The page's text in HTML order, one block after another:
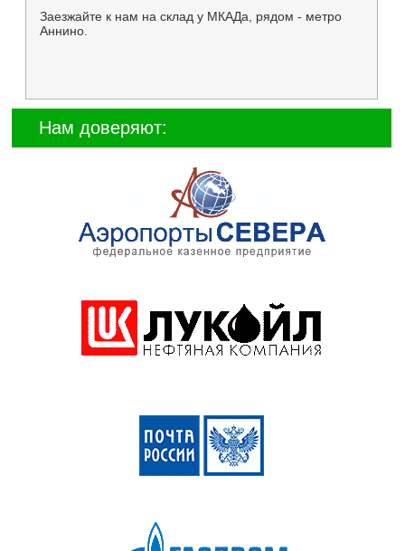
Заезжайте к нам на склад у МКАДа, рядом - метро
Аннино.
Нам доверяют: